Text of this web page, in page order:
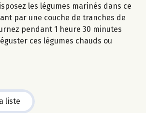
les légumes marinés dans ce
par une couche de tranches de
pendant 1 heure 30 minutes
ces légumes chauds ou
liste